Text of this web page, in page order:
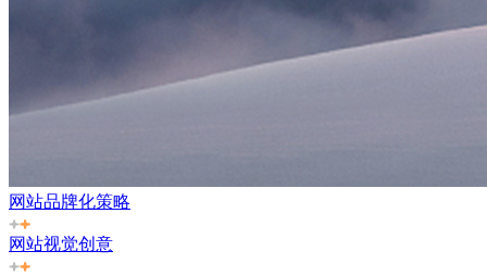
网站品牌化策略
网站视觉创意